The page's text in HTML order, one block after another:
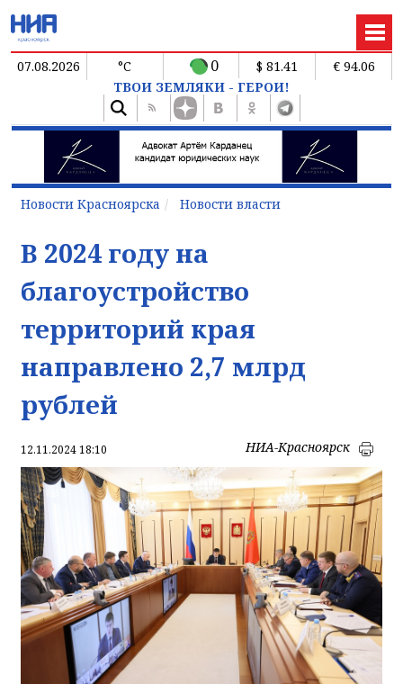
07.08.2026 °C 0 $ 81.41
€ 94.06
ТВОИ ЗЕМЛЯКИ - ГЕРОИ!
Новости Красноярска Новости власти
В 2024 году на
благоустройство
территорий края
направлено 2,7 млрд
рублей
12.11.2024 18:10 НИА-Красноярск